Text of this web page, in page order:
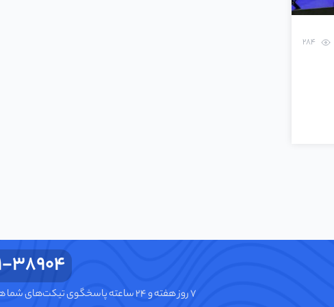
38904
۷ روز هفته و ۲۴ ساعته پاسخگوی تیکت‌های شما هستیم.